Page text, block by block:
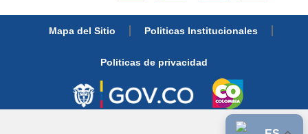
Mapa del Sitio Politicas Institucionales
Politicas de privacidad